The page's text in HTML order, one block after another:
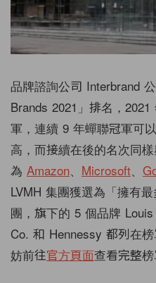
品牌諮詢公司 Interbrand
Brands 2021」排名，2021
軍，連續 9 年蟬聯冠軍可
高，而接續在後的名次同
為 Amazon Microsoft
LVMH 集團獲選為「擁有
團，旗下的 5 個品牌
Co. 和 Hennessy 都列在
妨前往官方頁面查看完整榜